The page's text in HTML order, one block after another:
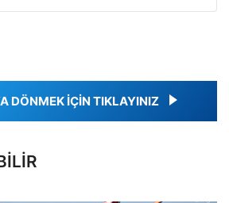
DÖNMEK İÇİN TIKLAYINIZ